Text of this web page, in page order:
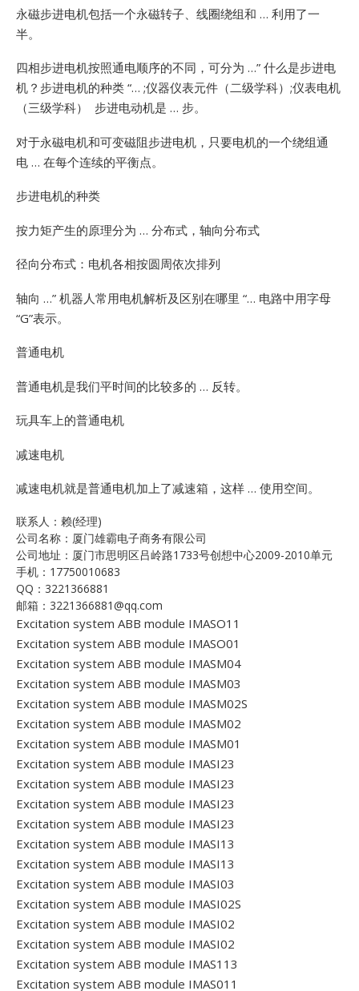
永磁步进电机包括一个永磁转子、线圈绕组和 … 利用了一
半。
四相步进电机按照通电顺序的不同，可分为 …” 什么是步进电
机？步进电机的种类 “… ;仪器仪表元件（二级学科）;仪表电机
（三级学科） 步进电动机是 … 步。
对于永磁电机和可变磁阻步进电机，只要电机的一个绕组通
电 … 在每个连续的平衡点。
步进电机的种类
按力矩产生的原理分为 … 分布式，轴向分布式
径向分布式：电机各相按圆周依次排列
轴向 …” 机器人常用电机解析及区别在哪里 “… 电路中用字母
“G”表示。
普通电机
普通电机是我们平时间的比较多的 … 反转。
玩具车上的普通电机
减速电机
减速电机就是普通电机加上了减速箱，这样 … 使用空间。
联系人：赖(经理)
公司名称：厦门雄霸电子商务有限公司
公司地址：厦门市思明区吕岭路1733号创想中心2009-2010单元
手机：17750010683
QQ：3221366881
邮箱：3221366881@qq.com
Excitation system ABB module IMASO11
Excitation system ABB module IMASO01
Excitation system ABB module IMASM04
Excitation system ABB module IMASM03
Excitation system ABB module IMASM02S
Excitation system ABB module IMASM02
Excitation system ABB module IMASM01
Excitation system ABB module IMASI23
Excitation system ABB module IMASI23
Excitation system ABB module IMASI23
Excitation system ABB module IMASI23
Excitation system ABB module IMASI13
Excitation system ABB module IMASI13
Excitation system ABB module IMASI03
Excitation system ABB module IMASI02S
Excitation system ABB module IMASI02
Excitation system ABB module IMASI02
Excitation system ABB module IMAS113
Excitation system ABB module IMAS011